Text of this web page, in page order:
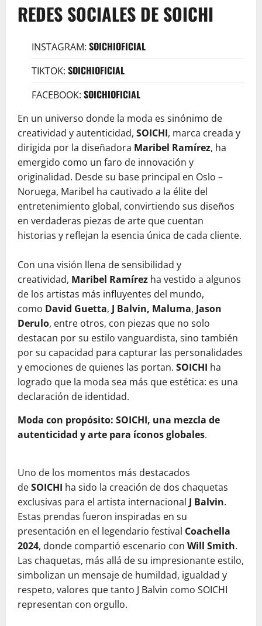
REDES SOCIALES DE SOICHI
INSTAGRAM: SOICHIOFICIAL
TIKTOK: SOICHIOFICIAL
FACEBOOK: SOICHIOFICIAL
En un universo donde la moda es sinónimo de
creatividad y autenticidad, SOICHI, marca creada y
dirigida por la diseñadora Maribel Ramírez, ha
emergido como un faro de innovación y
originalidad. Desde su base principal en Oslo –
Noruega, Maribel ha cautivado a la élite del
entretenimiento global, convirtiendo sus diseños
en verdaderas piezas de arte que cuentan
historias y reflejan la esencia única de cada cliente.
Con una visión llena de sensibilidad y
creatividad, Maribel Ramírez ha vestido a algunos
de los artistas más influyentes del mundo,
como David Guetta, J Balvin, Maluma, Jason
Derulo, entre otros, con piezas que no solo
destacan por su estilo vanguardista, sino también
por su capacidad para capturar las personalidades
y emociones de quienes las portan. SOICHI ha
logrado que la moda sea más que estética: es una
declaración de identidad.
Moda con propósito: SOICHI, una mezcla de
autenticidad y arte para íconos globales.
Uno de los momentos más destacados
deSOICHI ha sido la creación de dos chaquetas
exclusivas para el artista internacional J Balvin.
Estas prendas fueron inspiradas en su
presentación en el legendario festival Coachella
2024, donde compartió escenario con Will Smith.
Las chaquetas, más allá de su impresionante estilo,
simbolizan un mensaje de humildad, igualdad y
respeto, valores que tanto J Balvin como SOICHI
representan con orgullo.